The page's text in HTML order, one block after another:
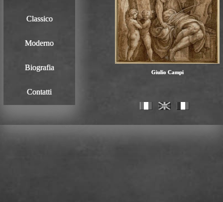
Classico
Moderno
Biografia
Contatti
Giulio Campi